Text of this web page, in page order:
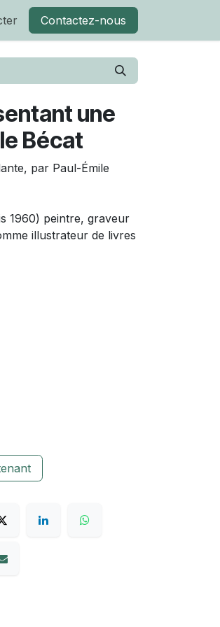
Contactez-nous
une
Bécat
par Paul-Émile
1960) peintre, graveur
illustrateur de livres